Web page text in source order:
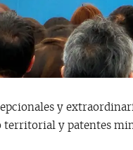
y
territorial y patentes